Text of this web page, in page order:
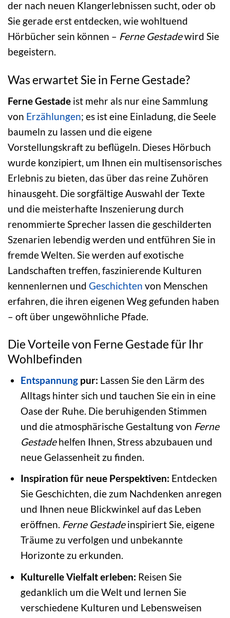
der nach neuen Klangerlebnissen sucht, oder ob
Sie gerade erst entdecken, wie wohltuend
Hörbücher sein können – Ferne Gestadewird Sie
begeistern.
Was erwartet Sie in Ferne Gestade?
Ferne Gestade ist mehr als nur eine Sammlung
von Erzählungen; es ist eine Einladung, die Seele
baumeln zu lassen und die eigene
Vorstellungskraft zu beflügeln. Dieses Hörbuch
wurde konzipiert, um Ihnen ein multisensorisches
Erlebnis zu bieten, das über das reine Zuhören
hinausgeht. Die sorgfältige Auswahl der Texte
und die meisterhafte Inszenierung durch
renommierte Sprecher lassen die geschilderten
Szenarien lebendig werden und entführen Sie in
fremde Welten. Sie werden auf exotische
Landschaften treffen, faszinierende Kulturen
kennenlernen und Geschichten von Menschen
erfahren, die ihren eigenen Weg gefunden haben
– oft über ungewöhnliche Pfade.
Die Vorteile von Ferne Gestade für Ihr
Wohlbefinden
Entspannungpur: Lassen Sie den Lärm des
Alltags hinter sich und tauchen Sie ein in eine
Oase der Ruhe. Die beruhigenden Stimmen
und die atmosphärische Gestaltung von Ferne
Gestadehelfen Ihnen, Stress abzubauen und
neue Gelassenheit zu finden.
Inspiration für neue Perspektiven: Entdecken
Sie Geschichten, die zum Nachdenken anregen
und Ihnen neue Blickwinkel auf das Leben
eröffnen. Ferne Gestadeinspiriert Sie, eigene
Träume zu verfolgen und unbekannte
Horizonte zu erkunden.
Kulturelle Vielfalt erleben: Reisen Sie
gedanklich um die Welt und lernen Sie
verschiedene Kulturen und Lebensweisen